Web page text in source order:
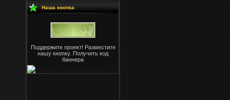
Наша кнопка
Поддержите проект! Разместите
нашу кнопку. Получить код
баннера